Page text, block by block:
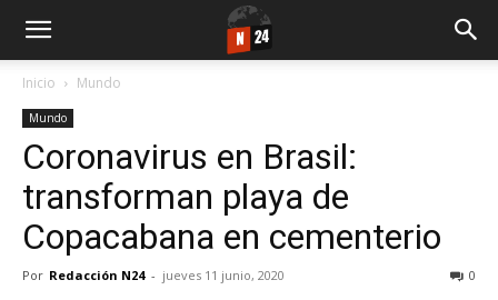
Inicio Mundo
Mundo
Coronavirus en Brasil:
transforman playa de
Copacabana en cementerio
Por Redacción N24 - jueves 11 junio, 2020 0